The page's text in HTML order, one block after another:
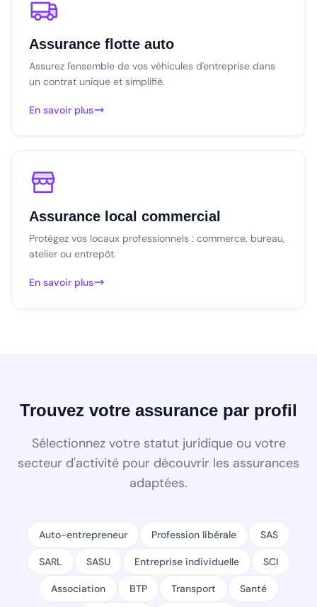
Assurance flotte auto
Assurez l'ensemble de vos véhicules d'entreprise dans
un contrat unique et simplifié.
En savoir plus
Assurance local commercial
Protégez vos locaux professionnels : commerce, bureau,
atelier ou entrepôt.
En savoir plus
Trouvez votre assurance par profil
Sélectionnez votre statut juridique ou votre
secteur d'activité pour découvrir les assurances
adaptées.
Auto-entrepreneur Profession libérale SAS
SARL SASU Entreprise individuelle SCI
Association BTP Transport Santé